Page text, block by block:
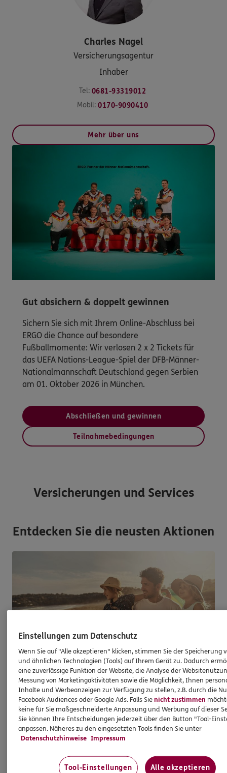
Charles Nagel
Versicherungsagentur
Inhaber
Tel: 0681-93319012
Mobil: 0170-9090410
Mehr über uns
Gut absichern & doppelt gewinnen
Sichern Sie sich mit Ihrem Online-Abschluss bei
ERGO die Chance auf besondere
Fußballmomente: Wir verlosen 2 x 2 Tickets für
das UEFA Nations-League-Spiel der DFB-Männer-
Nationalmannschaft Deutschland gegen Serbien
am 01. Oktober 2026 in München.
Abschließen und gewinnen
Teilnahmebedingungen
Versicherungen und Services
Entdecken Sie die neusten Aktionen
Reiseversicherung
Für einen entspannten Urlaub
Mit Urlaub und Reisen verbinden wir nur die
schönen Seiten des Lebens. Und dennoch:
für schlechte Laune verantwortlich.
Einstellungen zum Datenschutz
Wenn Sie auf "Alle akzeptieren" klicken, stimmen Sie der Speicherung
und ähnlichen Technologien (Tools) auf Ihrem Gerät zu. Dadurch
eine zuverlässige Funktion der Website, die Analyse der
Messung von Marketingaktivitäten sowie die Möglichkeit, Ihnen
Inhalte und Werbeanzeigen zur Verfügung zu stellen, z.B. durch die
Facebook Audiences oder Google Ads. Falls Sienicht zustimmen
keine für Sie maßgeschneiderte Anpassung und Werbung auf dieser
Sie können Ihre Entscheidungen jederzeit über den Button "Tool-
anpassen. Näheres zu den eingesetzten Tools finden Sie unter
Datenschutzhinweise Impressum
Tool-Einstellungen Alle akzeptieren